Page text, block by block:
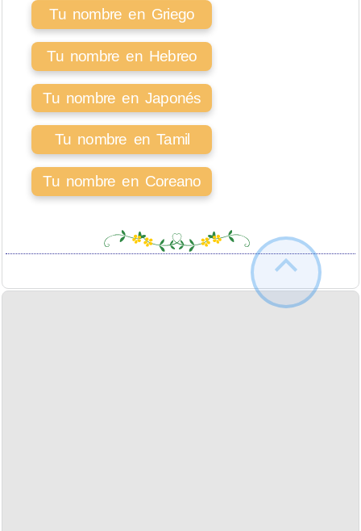
Tu nombre en Griego
Tu nombre en Hebreo
Tu nombre en Japonés
Tu nombre en Tamil
Tu nombre en Coreano